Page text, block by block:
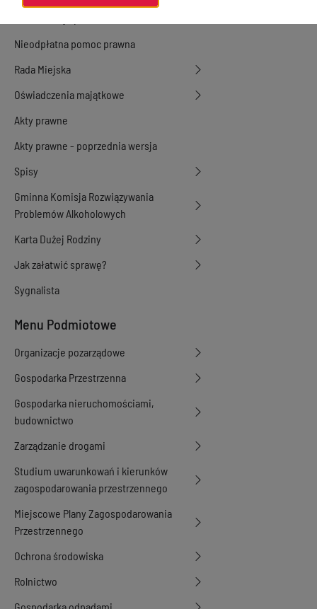
Nieodpłatna pomoc prawna
Rada Miejska
Oświadczenia majątkowe
Akty prawne
Akty prawne - poprzednia wersja
Spisy
Gminna Komisja Rozwiązywania
Problemów Alkoholowych
Karta Dużej Rodziny
Jak załatwić sprawę?
Sygnalista
Menu Podmiotowe
Organizacje pozarządowe
Gospodarka Przestrzenna
Gospodarka nieruchomościami,
budownictwo
Zarządzanie drogami
Studium uwarunkowań i kierunków
zagospodarowania przestrzennego
Miejscowe Plany Zagospodarowania
Przestrzennego
Ochrona środowiska
Rolnictwo